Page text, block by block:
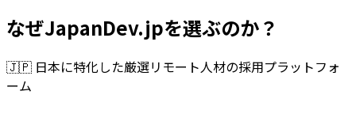
なぜJapanDev.jpを選ぶのか？
🇯🇵 日本に特化した厳選リモート人材の採用プラットフォ
ーム